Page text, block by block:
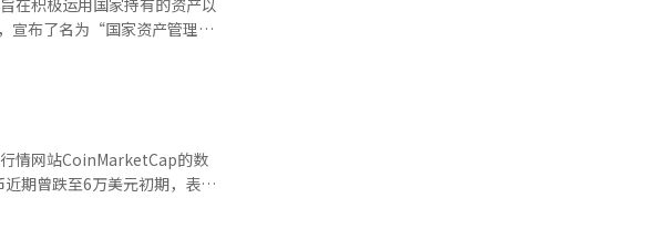
育，解决资产、收入、劳动、
艺创新和高附加值转型，并
基本
20万名人工智能等高端领域
人工智能（AI）系统翻译与编
创新、业务重组和替代原料引
汽车及零部件产业将转型为
家电、物流、医院、酒店和显
长”领域，
养老金和退休养老金的改革，
以委托给韩国资产管理公司
立系统性评估资产运用和利
情网站CoinMarketCap的数
期曾跌至6万美元初期，表现
售量已被消化，低价买入的